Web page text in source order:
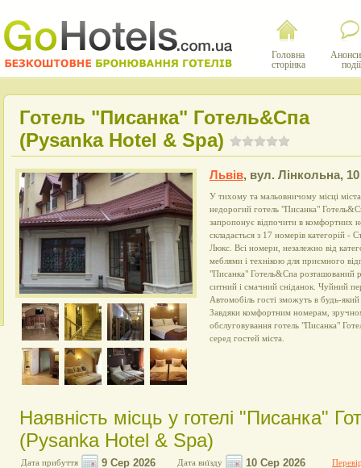
Головна
сторінка
події
Готель "Писанка" Готель&Cпа
(Pysanka Hotel & Spa)
Львів, вул. Лінкольна, 10
У тихому та мальовничому місці
недорогий готель "Писанка"
запропонує відпочити в
складається з 17 номерів категорій
Люкс. Всі номери, незалежно від
меблями і технікою для приємного
"Писанка" Готель&Cпа розташований
ситний і смачний сніданок. Чуйний
Автомобіль гості зможуть в будь-
Завдяки комфортним номерам,
обслуговування готель "Писанка"
серед гостей міста.
Наявність місць у готелі "Писанка"
(Pysanka Hotel & Spa)
Дата прибуття Дата виїзду